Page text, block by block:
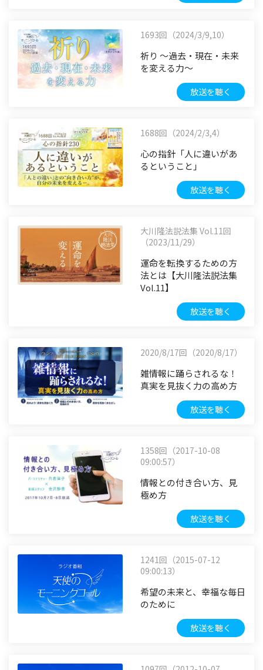
1693回（2024/3/9,10）
祈り ～過去・現在・未来
を変える力～
放送を聴く
1688回（2024/2/3,4）
心の指針「人に違いがあ
るということ」
放送を聴く
大川隆法説法集 Vol.11回
（2023/11/29）
運命を転換するための方
法とは【大川隆法説法集
Vol.11】
放送を聴く
2020/8/17回（2020/8/17）
雑情報に踊らされるな！
真実を見抜く力の高め方
放送を聴く
1358回（2017-10-08
09:00:57）
情報との付き合い方、見
極め方
放送を聴く
1241回（2015-07-12
09:00:13）
希望の未来と、幸福な毎日
のために
放送を聴く